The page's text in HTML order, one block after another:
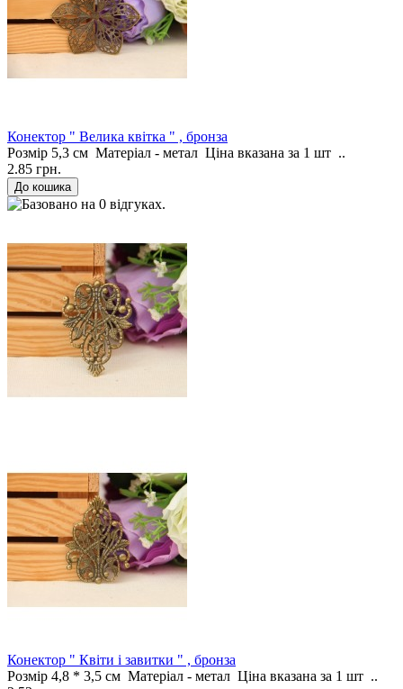
Конектор " Велика квітка " , бронза
Розмір 5,3 см Матеріал - метал Ціна вказана за 1 шт ..
2.85 грн.
Конектор " Квіти і завитки " , бронза
Розмір 4,8 * 3,5 см Матеріал - метал Ціна вказана за 1 шт ..